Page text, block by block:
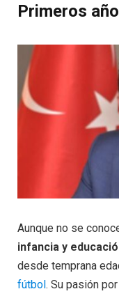
Primeros
Aunque no se
infancia y
desde temprana
fútbol . Su pasión